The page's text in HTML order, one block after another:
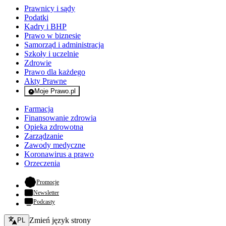
Prawnicy i sądy
Podatki
Kadry i BHP
Prawo w biznesie
Samorząd i administracja
Szkoły i uczelnie
Zdrowie
Prawo dla każdego
Akty Prawne
Moje Prawo.pl
- rejestracja i logowanie do serwisu
Farmacja
Finansowanie zdrowia
Opieka zdrowotna
Zarządzanie
Zawody medyczne
Koronawirus a prawo
Orzeczenia
Promocje- otwiera się w nowej karcie
Newsletter
Podcasty
Zmień język - bieżący:
PL Zmień język strony